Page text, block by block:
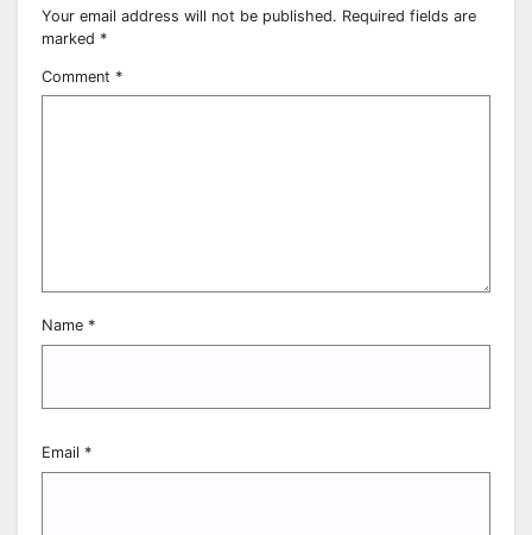
Your email address will not be published. Required fields are
marked *
Comment *
Name *
Email *